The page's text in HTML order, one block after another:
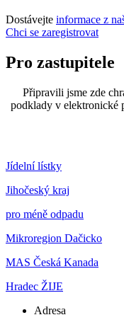
Dostávejte informace z
Chci se zaregistrovat
Pro zastupitele
Připravili jsme zde
podklady v elektronické
Jídelní lístky
Jihočeský kraj
pro méně odpadu
Mikroregion Dačicko
MAS Česká Kanada
Hradec ŽIJE
Adresa